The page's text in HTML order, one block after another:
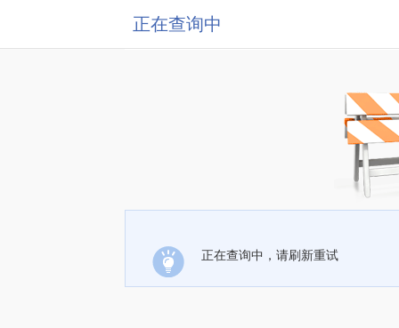
正在查询中
正在查询中，请刷新重试